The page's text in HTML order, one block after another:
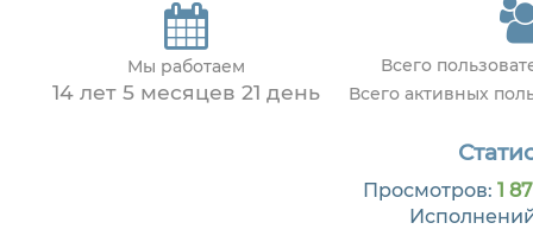
Мы работаем
14 лет 5 месяцев 21 день
Всего
Всего активных
Просмотров: 1